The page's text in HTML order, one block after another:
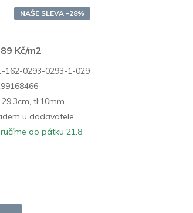
NAŠE SLEVA -28%
Kč/m2
162-0293-0293-1-029
29.3cm, tl:10mm
u dodavatele
do pátku 21.8.